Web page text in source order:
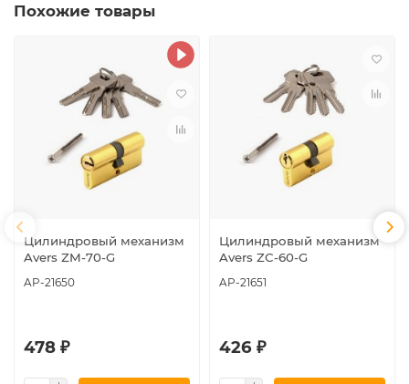
Похожие товары
Цилиндровый механизм
Avers ZM-70-G
AP-21650
478 ₽
Цилиндровый механизм
Avers ZC-60-G
AP-21651
426 ₽